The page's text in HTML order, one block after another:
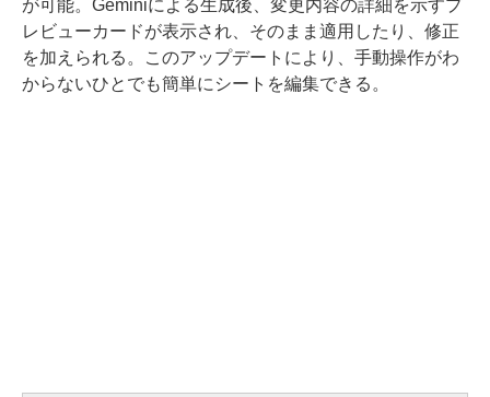
が可能。Geminiによる生成後、変更内容の詳細を示すプ
レビューカードが表示され、そのまま適用したり、修正
を加えられる。このアップデートにより、手動操作がわ
からないひとでも簡単にシートを編集できる。